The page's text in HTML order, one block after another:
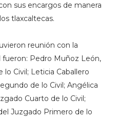
sus encargos de manera
tlaxcaltecas.
reunión con la
Pedro Muñoz León,
Civil; Leticia Caballero
de lo Civil; Angélica
Cuarto de lo Civil;
Juzgado Primero de lo